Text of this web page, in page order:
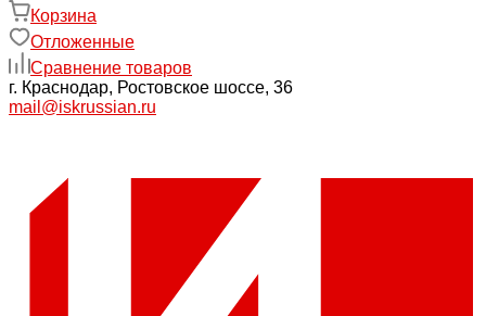
Корзина
Отложенные
Сравнение товаров
г. Краснодар, Ростовское шоссе, 36
mail@iskrussian.ru